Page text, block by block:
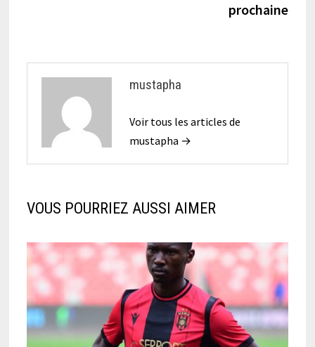
prochaine
mustapha
Voir tous les articles de
mustapha →
VOUS POURRIEZ AUSSI AIMER